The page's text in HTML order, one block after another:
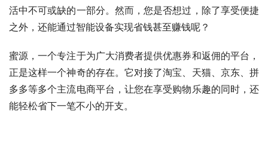
活中不可或缺的一部分。然而，您是否想过，除了享受便捷
之外，还能通过智能设备实现省钱甚至赚钱呢？
蜜源，一个专注于为广大消费者提供优惠券和返佣的平台，
正是这样一个神奇的存在。它对接了淘宝、天猫、京东、拼
多多等多个主流电商平台，让您在享受购物乐趣的同时，还
能轻松省下一笔不小的开支。